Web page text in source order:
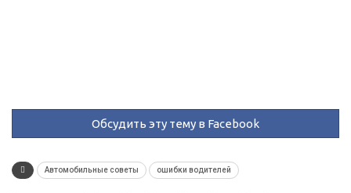
Обсудить эту тему в Facebook
Автомобильные советы ошибки водителей